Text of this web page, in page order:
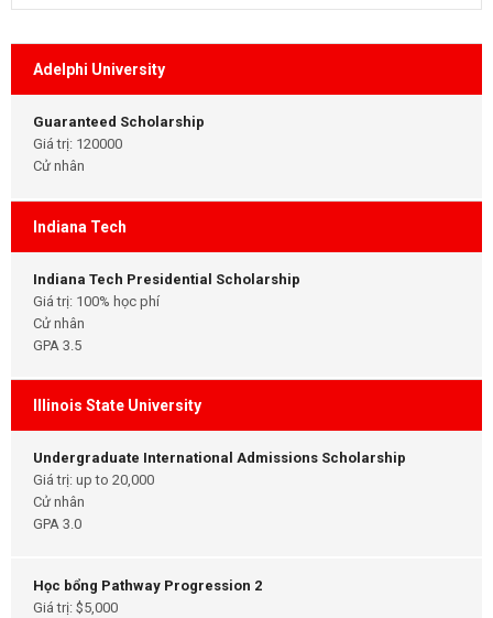
Adelphi University
Guaranteed Scholarship
Giá trị: 120000
Cử nhân
Indiana Tech
Indiana Tech Presidential Scholarship
Giá trị: 100% học phí
Cử nhân
GPA 3.5
Illinois State University
Undergraduate International Admissions Scholarship
Giá trị: up to 20,000
Cử nhân
GPA 3.0
Học bổng Pathway Progression 2
Giá trị: $5,000